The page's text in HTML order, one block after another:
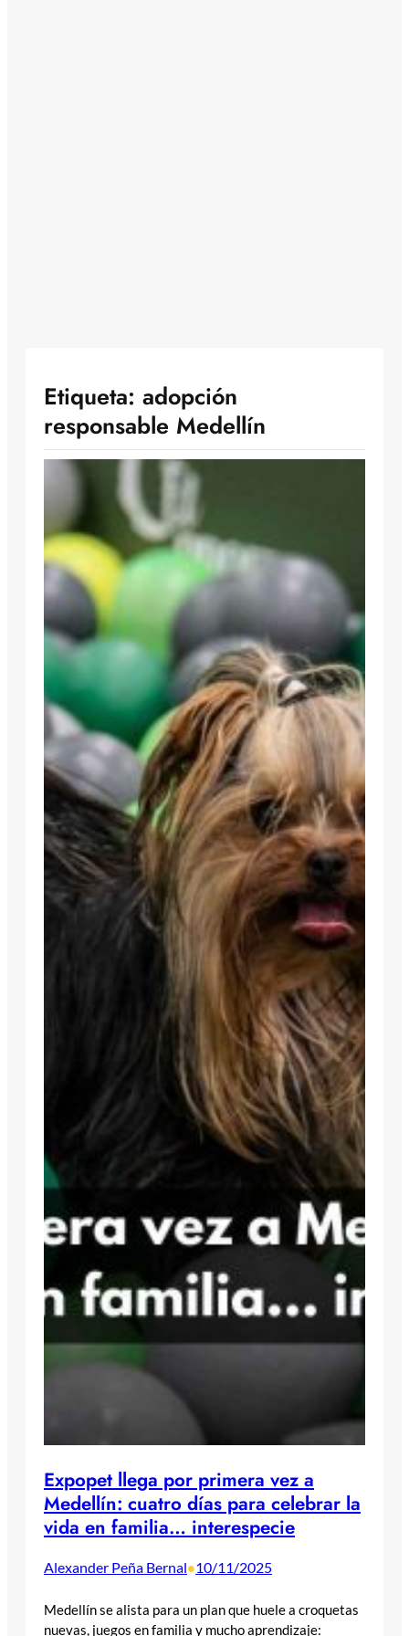
Etiqueta: adopción
responsable Medellín
Expopet llega por primera vez a
Medellín: cuatro días para celebrar la
vida en familia… interespecie
Alexander Peña Bernal•10/11/2025
Medellín se alista para un plan que huele a croquetas
nuevas, juegos en familia y mucho aprendizaje: